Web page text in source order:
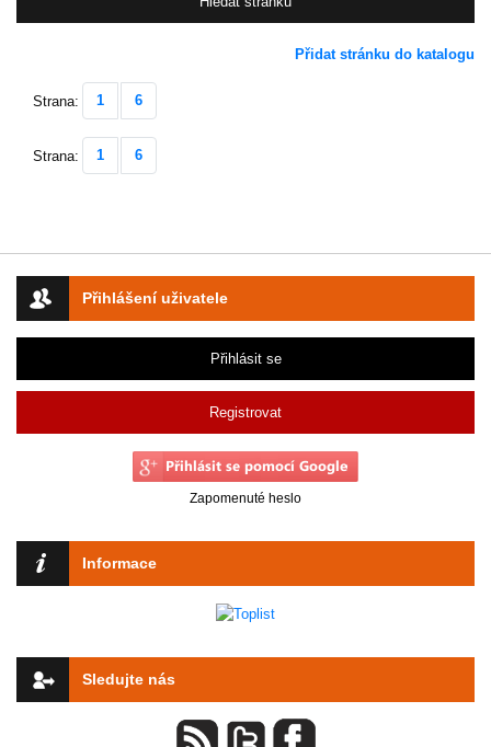
Přihlášení uživatele
Přihlásit se
Registrovat
Zapomenuté heslo
Informace
Sledujte nás
Přidat stránku do katalogu
Strana: 1 6
Strana: 1 6